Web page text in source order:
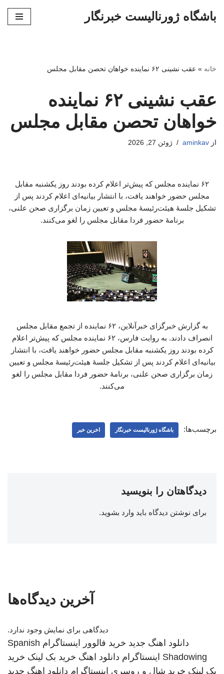
باشگاه ژورنالیست خبرنگار
خانه » عقب نشینی ۶۲ نماینده خواهان تحصن مقابل مجلس
عقب نشینی ۶۲ نماینده
خواهان تحصن مقابل مجلس
از aminkav ژوئن 27, 2026
۶۲ نماینده مجلس که پیش‌تر اعلام کرده بودند روز یکشنبه مقابل
مجلس حضور خواهند یافت، با انتشار بیانیه‌ای اعلام کردند پس از
تشکیل جلسۀ هیئت‌رئیسۀ مجلس و تعیین زمان برگزاری صحن علنی،
برنامۀ حضور فردا مقابل مجلس را لغو می‌کنند.
به گزارش خبرگزای خبرآنلاین، ۶۲ نماینده از تجمع مقابل مجلس
انصراف دادند. به روایت فارس، ۶۲ نماینده مجلس که پیش‌تر اعلام
کرده بودند روز یکشنبه مقابل مجلس حضور خواهند یافت، با انتشار
بیانیه‌ای اعلام کردند پس از تشکیل جلسۀ هیئت‌رئیسۀ مجلس و تعیین
زمان برگزاری صحن علنی، برنامۀ حضور فردا مقابل مجلس را لغو
می‌کنند.
برچسب‌ها: باشگاه ژورنالیست خبرنگار اخرین خبر
دیدگاهتان را بنویسید
برای نوشتن دیدگاه باید وارد بشوید.
آخرین دیدگاه‌ها
دیدگاهی برای نمایش وجود ندارد.
دانلود اهنگ جدید خرید فالوور اینستاگرام Spanish
Shadowing اینستاگرام دانلود اهنگ خرید بک لینک خرید
بک لینک خرید شال و روسری اینستاگرام دانلود اهنگ جدید